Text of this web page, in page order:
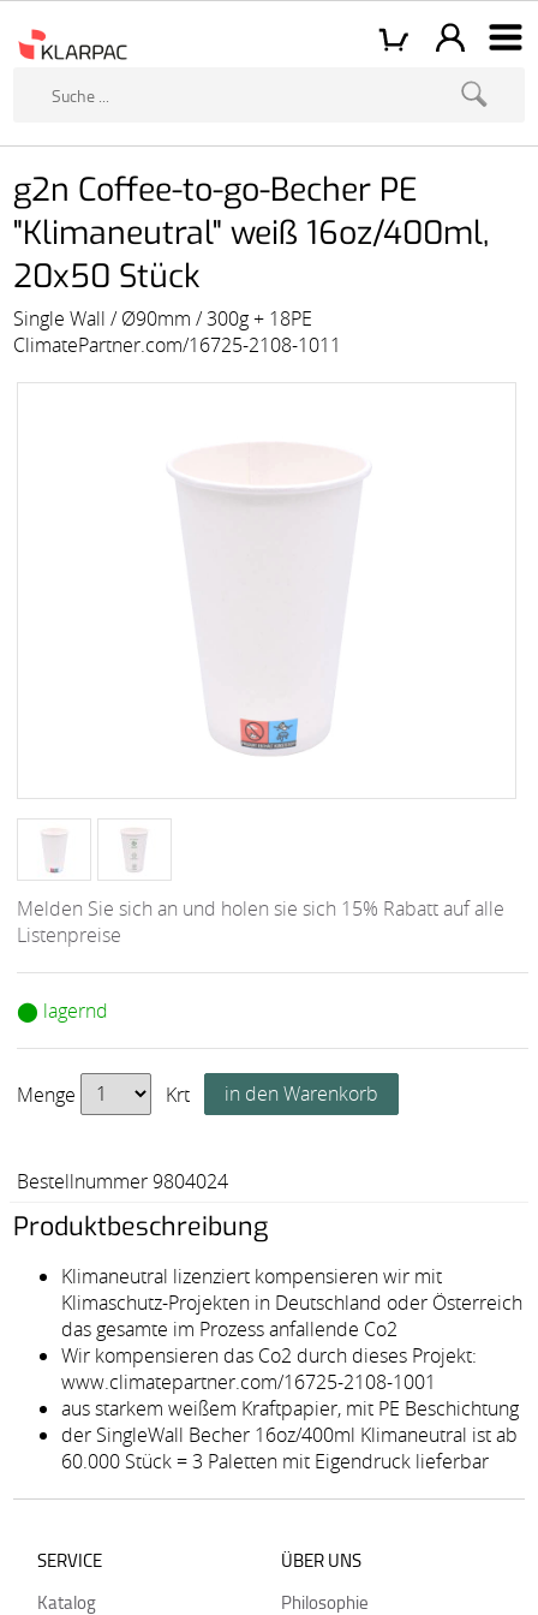
g2n Coffee-to-go-Becher PE
"Klimaneutral" weiß 16oz/400ml,
20x50 Stück
Single Wall / Ø90mm / 300g + 18PE
ClimatePartner.com/16725-2108-1011
Melden Sie sich an und holen sie sich 15% Rabatt auf alle
Listenpreise
⬤ lagernd
Menge Krt
Bestellnummer 9804024
Produktbeschreibung
Klimaneutral lizenziert kompensieren wir mit
Klimaschutz-Projekten in Deutschland oder Österreich
das gesamte im Prozess anfallende Co2
Wir kompensieren das Co2 durch dieses Projekt:
www.climatepartner.com/16725-2108-1001
aus starkem weißem Kraftpapier, mit PE Beschichtung
der SingleWall Becher 16oz/400ml Klimaneutral ist ab
60.000 Stück = 3 Paletten mit Eigendruck lieferbar
SERVICE
Katalog
ÜBER UNS
Philosophie